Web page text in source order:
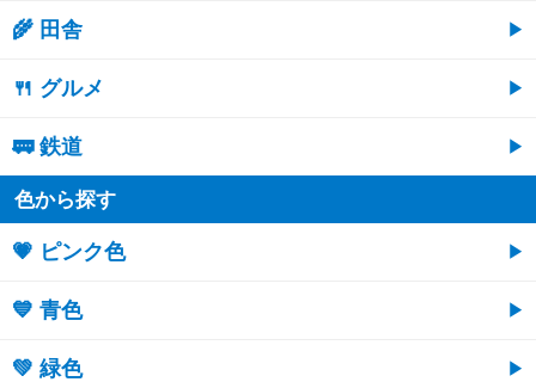
🌾 田舎
🍴 グルメ
🚃 鉄道
色から探す
💗 ピンク色
💙 青色
💚 緑色